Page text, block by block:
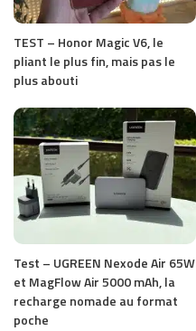
TEST – Honor Magic V6, le
pliant le plus fin, mais pas le
plus abouti
Test – UGREEN Nexode Air 65W
et MagFlow Air 5000 mAh, la
recharge nomade au format
poche